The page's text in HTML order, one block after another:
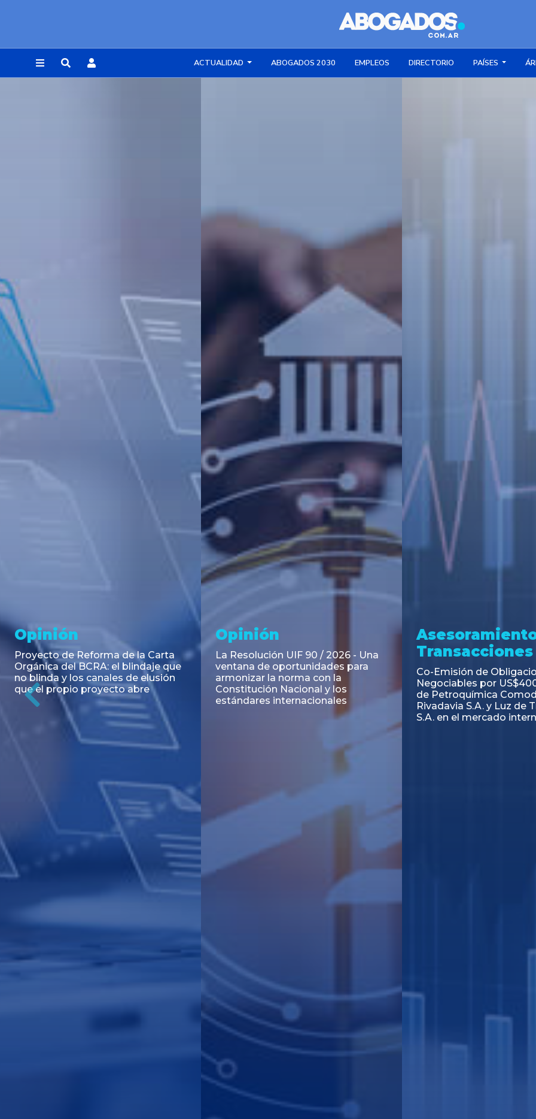
ACTUALIDAD ABOGADOS 2030 EMPLEOS DIRECTORIO PAÍSES
Noticia
RESOLUCIÓN 271/2026 de la
SECRETARIA DE COORDINACIÓN
DE PRODUCCIÓN: Actualización y
unificación de las advertencias
obligatorias en la publicidad de
juegos y apuestas en...
Asesoramiento y
Transacciones
Emisión de Obligaciones
Negociables Clase E de Central
Puerto S.A. por un Valor Nominal
de U$S 98.897.303
Transacciones
PAGBAM asesoró a
autorización para la
de los Certificados de
del Fideicomiso
Inmobiliario "Espacio
Previous